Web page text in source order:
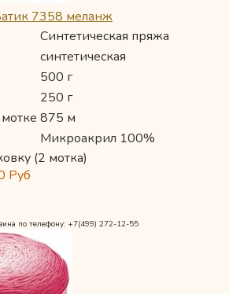
7358 меланж
Синтетическая пряжа
синтетическая
500 г
250 г
875 м
Микроакрил 100%
(2 мотка)
Руб
по телефону: +7(499) 272-12-55